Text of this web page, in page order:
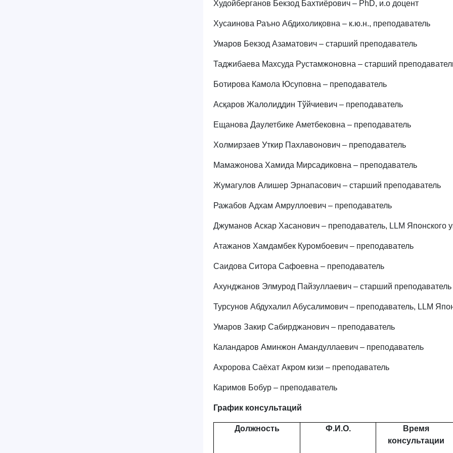
Худойберганов Бекзод Бахтиёрович – PhD, и.о доцент
Хусаинова Раъно Абдихолиқовна – к.ю.н., преподаватель
Умаров Бекзод Азаматович – старший преподаватель
Таджибаева Махсуда Рустамжоновна – старший
Ботирова Камола Юсуповна – преподаватель
Асқаров Жалолиддин Тўйчиевич – преподаватель
Ещанова Даулетбике Аметбековна – преподаватель
Холмирзаев Уткир Пахлавонович – преподаватель
Мамажонова Хамида Мирсадиковна – преподаватель
Жумагулов Алишер Эрнапасович – старший преподаватель
Ражабов Адхам Амруллоевич – преподаватель
Джуманов Аскар Хасанович – преподаватель, LLM Японского
Атажанов Хамдамбек Куромбоевич – преподаватель
Саидова Ситора Сафоевна – преподаватель
Ахунджанов Элмурод Пайзуллаевич – старший преподаватель
Турсунов Абдухалил Абусалимович – преподаватель, LLM
Умаров Закир Сабирджанович – преподаватель
Каландаров Аминжон Амандуллаевич – преподаватель
Ахророва Саёхат Акром кизи – преподаватель
Каримов Бобур – преподаватель
График консультаций
Должность Ф.И.О.
Время
консультации